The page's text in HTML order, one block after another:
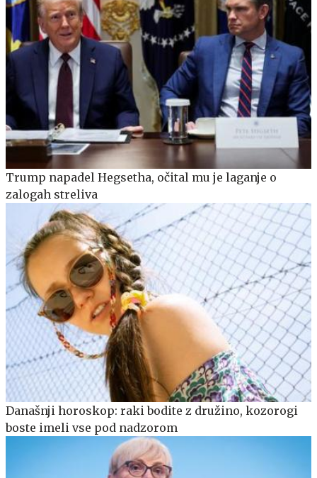
Trump napadel Hegsetha, očital mu je laganje o
zalogah streliva
Današnji horoskop: raki bodite z družino, kozorogi
boste imeli vse pod nadzorom